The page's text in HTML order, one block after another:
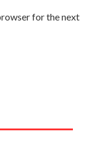
for the next